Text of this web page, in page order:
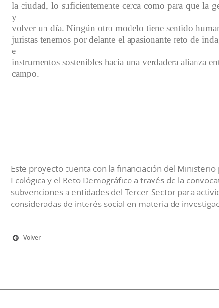
la ciudad, lo suficientemente cerca como para que la
y
volver un día. Ningún otro modelo tiene sentido
juristas tenemos por delante el apasionante reto de
e
instrumentos sostenibles hacia una verdadera alianza
campo.
Este proyecto cuenta con la financiación del Ministerio
Ecológica y el Reto Demográfico a través de la
subvenciones a entidades del Tercer Sector para
consideradas de interés social en materia de
Volver